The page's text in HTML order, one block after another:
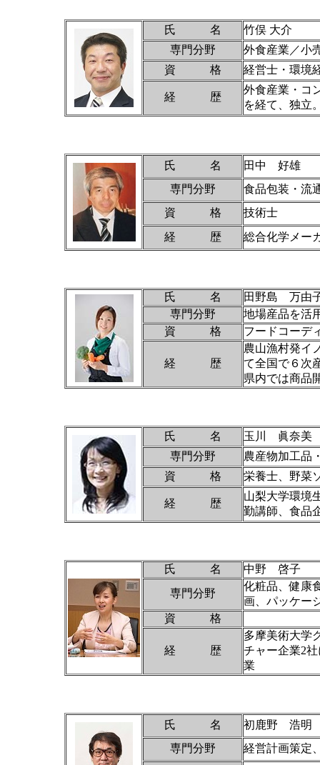
氏 名
竹俣 大介
専門分野
外食産業／小
資 格
経営士・環境
経 歴
外食産業・コ
を経て、独立
氏 名
田中 好雄
専門分野
食品包装・流
資 格
技術士
経 歴
総合化学メー
氏 名
田野島 万由
専門分野
地場産品を活
資 格
フードコーデ
経 歴
農山漁村発イ
て全国で６次
県内では商品
氏 名
玉川 眞奈美
専門分野
農産物加工品
資 格
栄養士、野菜
経 歴
山梨大学環境
勤講師、食品
氏 名
中野 啓子
専門分野
化粧品、健康
画、パッケー
資 格
経 歴
多摩美術大学
チャー企業2
業
氏 名
初鹿野 浩明
専門分野
経営計画策定